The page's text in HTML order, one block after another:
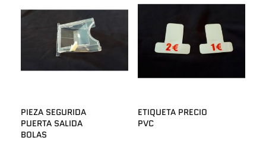
PIEZA SEGURIDA
PUERTA SALIDA
BOLAS
ETIQUETA PRECIO
PVC